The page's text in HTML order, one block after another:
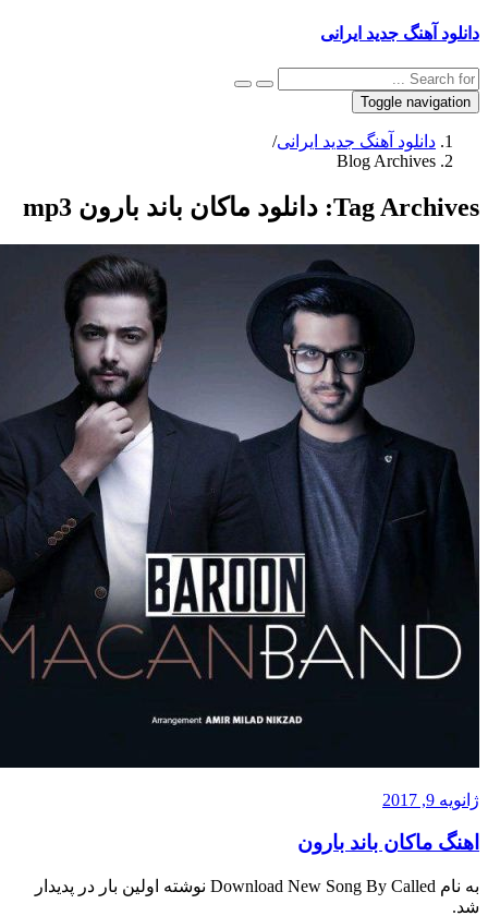
آهنگ جدید ایرانی
Toggle
دانلود آهنگ جدید ایرانی
Blog Archives
Tag دانلود ماکان باند بارون mp3
ماکان باند بارون
به نام Download New Song By Called نوشته اولین بار در پدیدار